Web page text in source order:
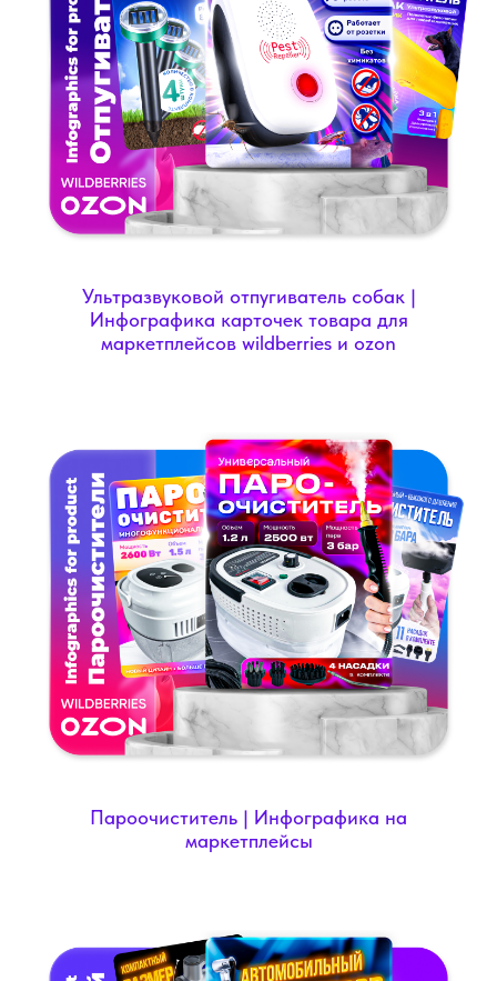
Ультразвуковой отпугиватель собак |
Инфографика карточек товара для
маркетплейсов wildberries и ozon
Пароочиститель | Инфографика на
маркетплейсы